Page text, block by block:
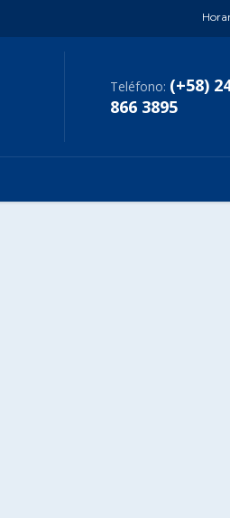
Teléfono: (+58)
866 3895